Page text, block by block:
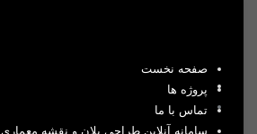
صفحه نخست
پروژه ها
تماس با ما
سامانه آنلاین طراحی پلان و نقشه معماری